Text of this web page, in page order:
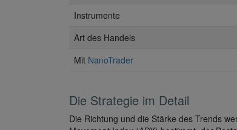
Instrumente
Art des Handels
Mit NanoTrader
Die Strategie im Detail
Die Richtung und die Stärke des Trends